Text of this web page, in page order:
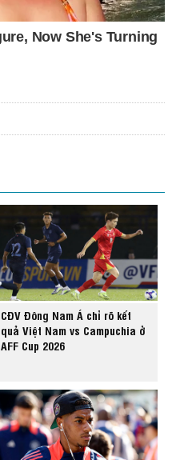
CĐV Đông Nam Á chỉ rõ kết
quả Việt Nam vs Campuchia ở
AFF Cup 2026